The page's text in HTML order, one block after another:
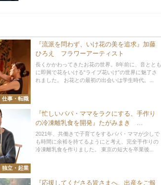
仕事・転職
『流派を問わず、いけ花の美を追求』加藤
ひろえ フラワーアーティスト
長くかかわってきたお花の世界。8年前に、音ととも
に即興で花をいける“ライブ花いけ”の世界に魅了さ
れました。 お花との最初の出会いは学生時代。...
独立・起業
『忙しいパパ・ママをラクにする、手作り
の冷凍離乳食を開発』たがみまき
mom’s（マムズ） 代表
2021年、共働きで子育てをするパパ・ママが少しで
も時間に余裕を持てるようにと考え、完全手作りの
冷凍離乳食を作りました。 東京の短大を卒業後...
『応援してくださる皆さまへ、出産をご報